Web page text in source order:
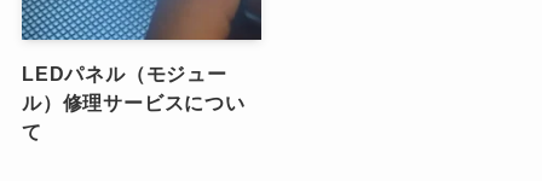
LEDパネル（モジュー
ル）修理サービスについ
て